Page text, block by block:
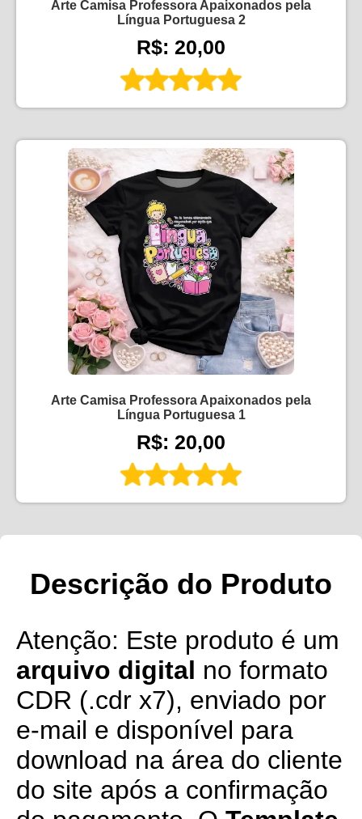
Arte Camisa Professora Apaixonados pela
Língua Portuguesa 2
R$: 20,00
Arte Camisa Professora Apaixonados pela
Língua Portuguesa 1
R$: 20,00
Descrição do Produto
Atenção: Este produto é um
arquivo digital no formato
CDR (.cdr x7), enviado por
e-mail e disponível para
download na área do cliente
do site após a confirmação